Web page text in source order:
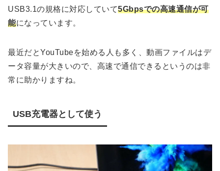
USB3.1の規格に対応していて5Gbpsでの高速通信が可
能になっています。
最近だとYouTubeを始める人も多く、動画ファイルはデ
ータ容量が大きいので、高速で通信できるというのは非
常に助かりますね。
USB充電器として使う